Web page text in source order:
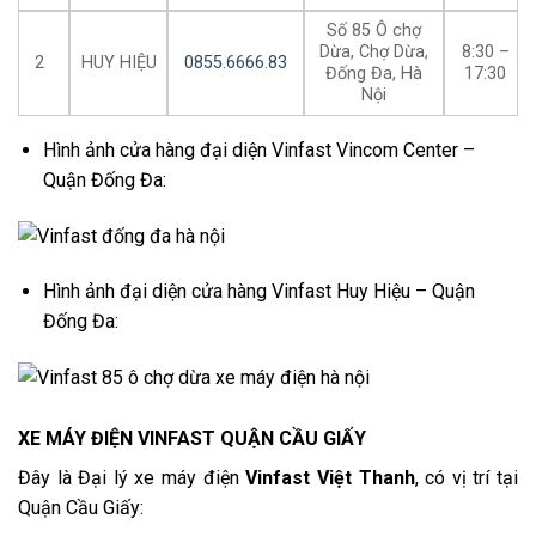
2 HUY HIỆU 0855.6666.83
Số 85 Ô chợ
Dừa, Chợ Dừa,
Đống Đa, Hà
Nội
8:30 –
17:30
Hình ảnh cửa hàng đại diện Vinfast Vincom Center –
Quận Đống Đa:
Hình ảnh đại diện cửa hàng Vinfast Huy Hiệu – Quận
Đống Đa:
XE MÁY ĐIỆN VINFAST QUẬN CẦU GIẤY
Đây là Đại lý xe máy điệnVinfast Việt Thanh, có vị trí tại
Quận Cầu Giấy: